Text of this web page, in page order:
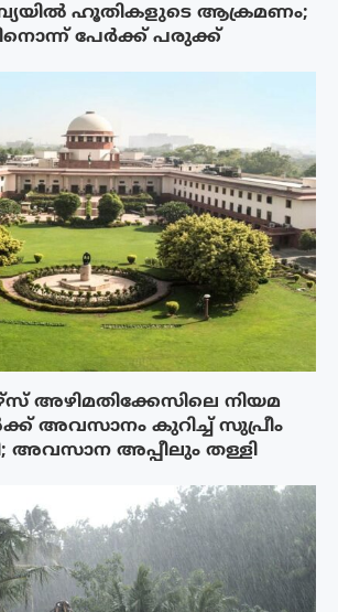
ഹൂതികളുടെ ആക്രമണം;
പേർക്ക് പരുക്ക്
നിയമ
അവസാനം കുറിച്ച് സുപ്രീം
അവസാന അപ്പീലും തള്ളി